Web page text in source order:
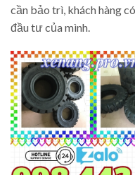
cần bảo trì, khách hàng
đầu tư của mình.